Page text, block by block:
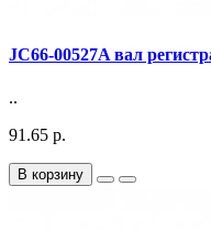
JC66-00527A вал
..
91.65 р.
В корзину